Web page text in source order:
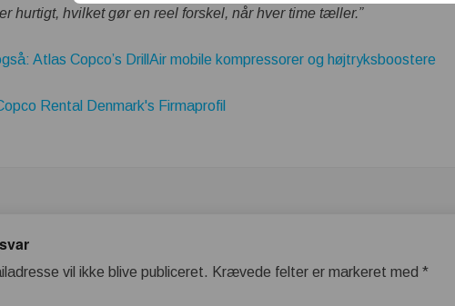
hurtigt, hvilket gør en reel forskel, når hver time tæller.”
Atlas Copco’s DrillAir mobile kompressorer og højtryksboostere
Rental Denmark's Firmaprofil
vil ikke blive publiceret. Krævede felter er markeret med*